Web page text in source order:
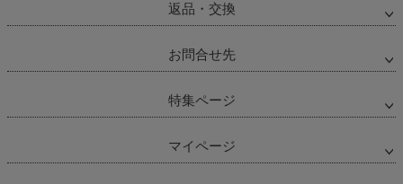
返品・交換
お問合せ先
特集ページ
マイページ